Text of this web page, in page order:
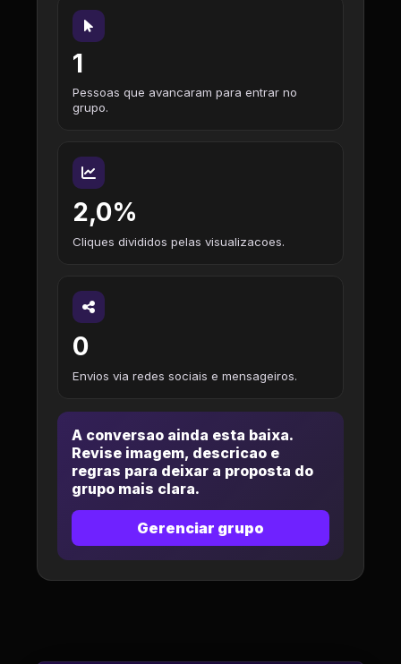
1
Pessoas que avancaram para entrar no
grupo.
2,0%
Cliques divididos pelas visualizacoes.
0
Envios via redes sociais e mensageiros.
A conversao ainda esta baixa.
Revise imagem, descricao e
regras para deixar a proposta do
grupo mais clara.
Gerenciar grupo